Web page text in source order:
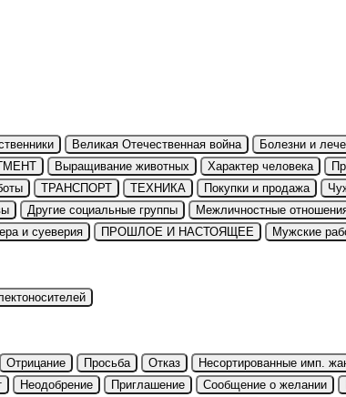
Великая Отечественная война Болезни и
Выращивание животных Характер человека
ТРАНСПОРТ ТЕХНИКА Покупки и продажа
Другие социальные группы Межличностные
и суеверия ПРОШЛОЕ И НАСТОЯЩЕЕ Мужские
Отрицание Просьба Отказ Несортированные имп.
Неодобрение Приглашение Сообщение о желании